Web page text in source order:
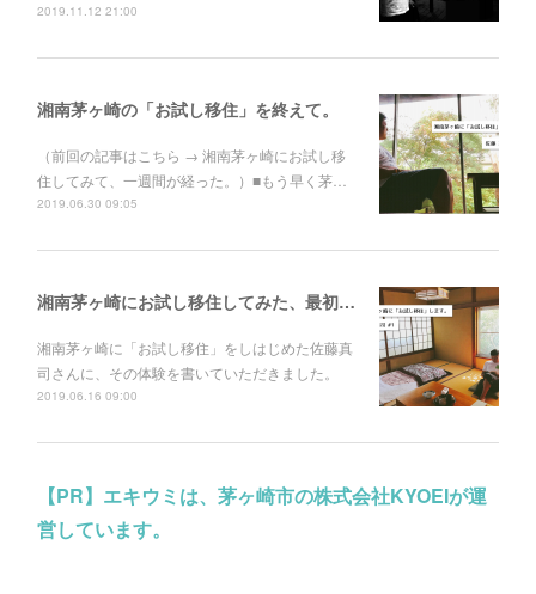
2019.11.12 21:00
湘南茅ヶ崎の「お試し移住」を終えて。
（前回の記事はこちら → 湘南茅ヶ崎にお試し移
住してみて、一週間が経った。）■もう早く茅…
2019.06.30 09:05
湘南茅ヶ崎にお試し移住してみた、最初の日。
湘南茅ヶ崎に「お試し移住」をしはじめた佐藤真
司さんに、その体験を書いていただきました。
2019.06.16 09:00
【PR】エキウミは、茅ヶ崎市の株式会社KYOEIが運
営しています。